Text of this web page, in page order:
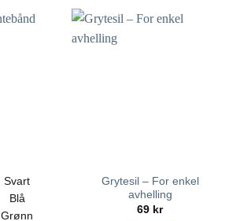
Svart
Blå
Grønn
Grytesil – For enkel
avhelling
69 kr